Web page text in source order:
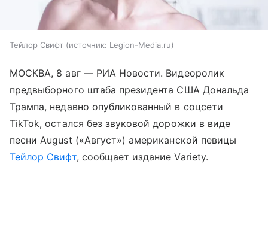
Тейлор Свифт источник: Legion-Media.ru
МОСКВА, 8 авг — РИА Новости. Видеоролик
предвыборного штаба президента США Дональда
Трампа, недавно опубликованный в соцсети
TikTok, остался без звуковой дорожки в виде
песни August («Август») американской певицы
Тейлор Свифт, сообщает издание Variety.